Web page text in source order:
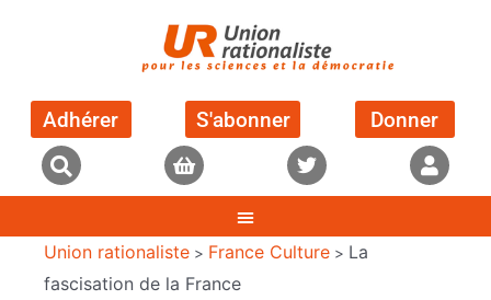
Adhérer S'abonner Donner
Union rationaliste > France Culture > La
fascisation de la France